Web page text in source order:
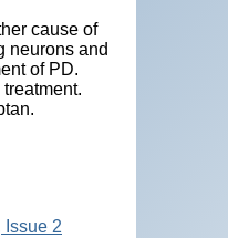
cause of
neurons and
of PD.
Issue 2